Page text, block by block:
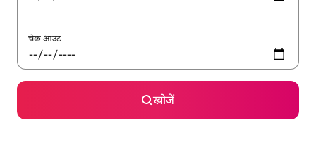
चेक आउट
खोजें